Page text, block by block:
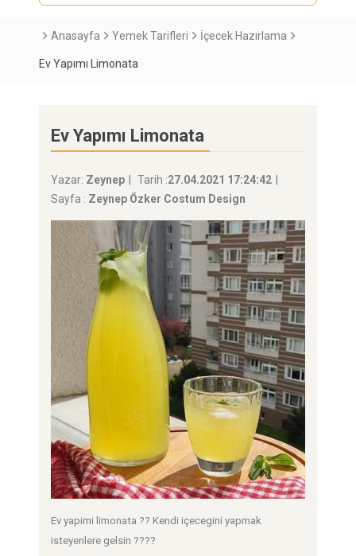
Anasayfa Yemek Tarifleri İçecek Hazırlama
Ev Yapımı Limonata
Ev Yapımı Limonata
Yazar: Zeynep Tarih :27.04.2021 17:24:42
Sayfa : Zeynep Özker Costum Design
Ev yapimi limonata ?? Kendi içecegini yapmak
isteyenlere gelsin ????